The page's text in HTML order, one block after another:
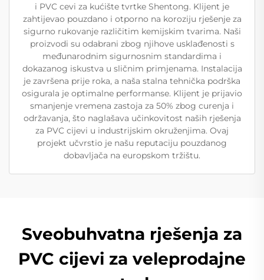
i PVC cevi za kućište tvrtke Shentong. Klijent je
zahtijevao pouzdano i otporno na koroziju rješenje za
sigurno rukovanje različitim kemijskim tvarima. Naši
proizvodi su odabrani zbog njihove usklađenosti s
međunarodnim sigurnosnim standardima i
dokazanog iskustva u sličnim primjenama. Instalacija
je završena prije roka, a naša stalna tehnička podrška
osigurala je optimalne performanse. Klijent je prijavio
smanjenje vremena zastoja za 50% zbog curenja i
održavanja, što naglašava učinkovitost naših rješenja
za PVC cijevi u industrijskim okruženjima. Ovaj
projekt učvrstio je našu reputaciju pouzdanog
dobavljača na europskom tržištu.
Sveobuhvatna rješenja za
PVC cijevi za veleprodajne